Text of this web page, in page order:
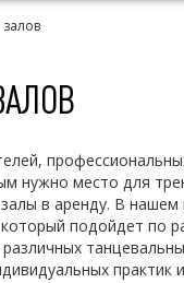
нужно место для
в аренду. В
подойдет по
практик